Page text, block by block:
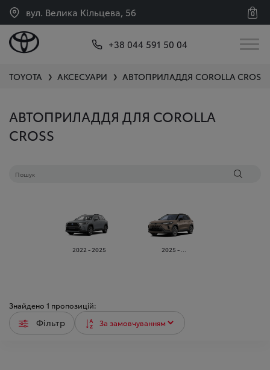
вул. Велика Кільцева, 56 0
+38 044 591 50 04
TOYOTA ❯ АКСЕСУАРИ ❯ АВТОПРИЛАДДЯ COROLLA CROSS
АВТОПРИЛАДДЯ ДЛЯ COROLLA
CROSS
2022 - 2025 2025 - ...
Знайдено 1 пропозицій:
Фільтр